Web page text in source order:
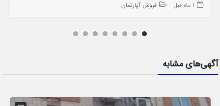
1 ماه قبل فروش آپارتمان
آگهی‌های مشابه